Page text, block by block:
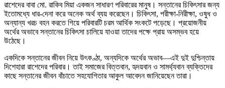
রাশেদের বাবা মো. রাকিব মিয়া একজন সাধারণ পরিবারের মানুষ। সন্তানের চিকিৎসার জন্য
ইতোমধ্যে ধার-দেনা করে অনেক অর্থ ব্যয় করেছেন। চিকিৎসা, পরীক্ষা-নিরীক্ষা, ওষুধ ও
অন্যান্য খরচ বহন করতে গিয়ে পরিবারটি চরম আর্থিক সংকটে পড়েছে। প্রয়োজনীয়
অর্থের অভাবে সন্তানের চিকিৎসা চালিয়ে যাওয়া তাদের পক্ষে প্রায় অসম্ভব হয়ে
উঠেছে।
একদিকে সন্তানের জীবন নিয়ে উৎকণ্ঠা, অন্যদিকে অর্থের অভাব—এই দুই দুশ্চিন্তায়
দিশেহারা রাশেদের পরিবার। তাই সমাজের বিত্তবান, হৃদয়বান ও সামর্থ্যবান ব্যক্তিদের
কাছে সন্তানের জীবন বাঁচাতে সহযোগিতার আকুল আবেদন জানিয়েছেন তারা।